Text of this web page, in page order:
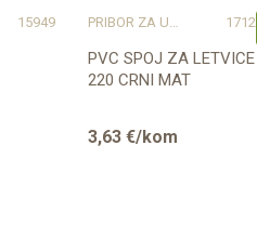
15949 PRIBOR ZA UGRADNJU PODOVA – SVE NA JEDNOM MJESTU 17128
PVC SPOJ ZA LETVICE
220 CRNI MAT
3,63 €/kom